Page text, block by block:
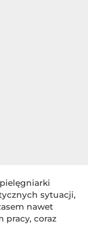
sytuacji,
nawet
pracy, coraz